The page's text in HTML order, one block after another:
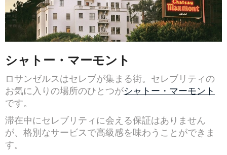
シャトー・マーモント
ロサンゼルスはセレブが集まる街。セレブリティの
お気に入りの場所のひとつがシャトー・マーモント
です。
滞在中にセレブリティに会える保証はありません
が、格別なサービスで高級感を味わうことができま
す。